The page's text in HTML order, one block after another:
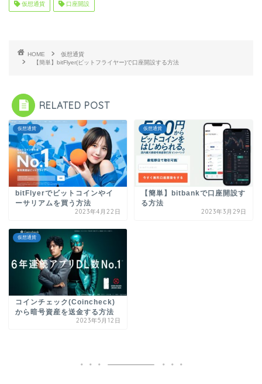
仮想通貨 口座開設
HOME
仮想通貨
【簡単】bitFlyer(ビットフライヤー)で口座開設する方法
RELATED POST
仮想通貨
bitFlyerでビットコインやイ
ーサリアムを買う方法
2023年4月22日
仮想通貨
【簡単】bitbankで口座開設す
る方法
2023年3月29日
仮想通貨
コインチェック(Coincheck)
から暗号資産を送金する方法
2023年5月12日